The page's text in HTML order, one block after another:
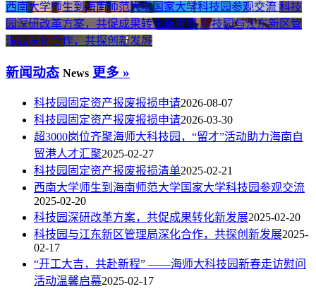
西南大学师生到海南师范大学国家大学科技园参观交流 科技
园深研改革方案，共促成果转化新发展 科技园与江东新区管
理局深化合作，共探创新发展
新闻动态 News 更多 »
科技园固定资产报废报损申请2026-08-07
科技园固定资产报废报损申请2026-03-30
超3000岗位齐聚海师大科技园，“留才”活动助力海南自
贸港人才汇聚2025-02-27
科技园固定资产报废报损清单2025-02-21
西南大学师生到海南师范大学国家大学科技园参观交流
2025-02-20
科技园深研改革方案，共促成果转化新发展2025-02-20
科技园与江东新区管理局深化合作，共探创新发展2025-
02-17
“开工大吉，共赴新程” ——海师大科技园新春走访慰问
活动温馨启幕2025-02-17